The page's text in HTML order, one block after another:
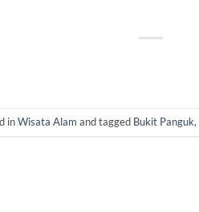
inWisata Alam and tagged Bukit Panguk,